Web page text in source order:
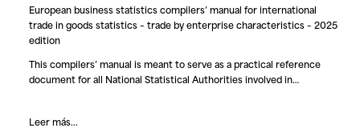
European business statistics compilers’ manual for international
trade in goods statistics – trade by enterprise characteristics – 2025
edition
This compilers’ manual is meant to serve as a practical reference
document for all National Statistical Authorities involved in…
Leer más...